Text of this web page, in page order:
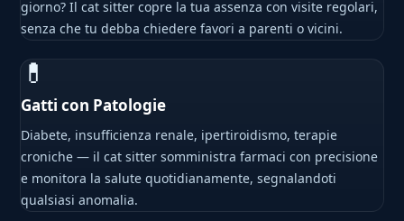
giorno? Il cat sitter copre la tua assenza con visite regolari,
senza che tu debba chiedere favori a parenti o vicini.
💊
Gatti con Patologie
Diabete, insufficienza renale, ipertiroidismo, terapie
croniche — il cat sitter somministra farmaci con precisione
e monitora la salute quotidianamente, segnalandoti
qualsiasi anomalia.